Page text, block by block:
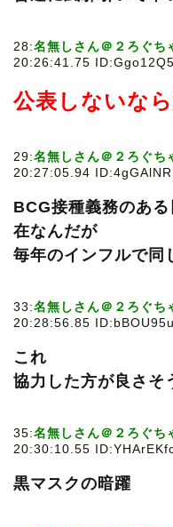
28:名無しさん＠２ろぐち
20:26:41.75
公表しないな
29:名無しさん＠２ろぐち
20:27:05.94
BCG接種義務のあ
在なんだが
毎年のインフルで同
33:名無しさん＠２ろぐち
20:28:56.85
これ
協力した方が良さそ
35:名無しさん＠２ろぐち
20:30:10.55
黒マスクの暗躍